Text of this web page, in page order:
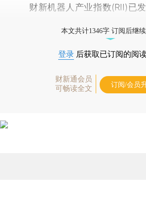
财新机器人产业指数(RII)已发
本文共计1346字 订阅后继
登录 后获取已订阅的阅
财新通会员
可畅读全文
订阅/会员